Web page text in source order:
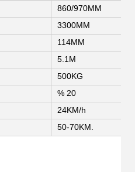
860/970MM
3300MM
114MM
5.1M
500KG
% 20
24KM/h
50-70KM.